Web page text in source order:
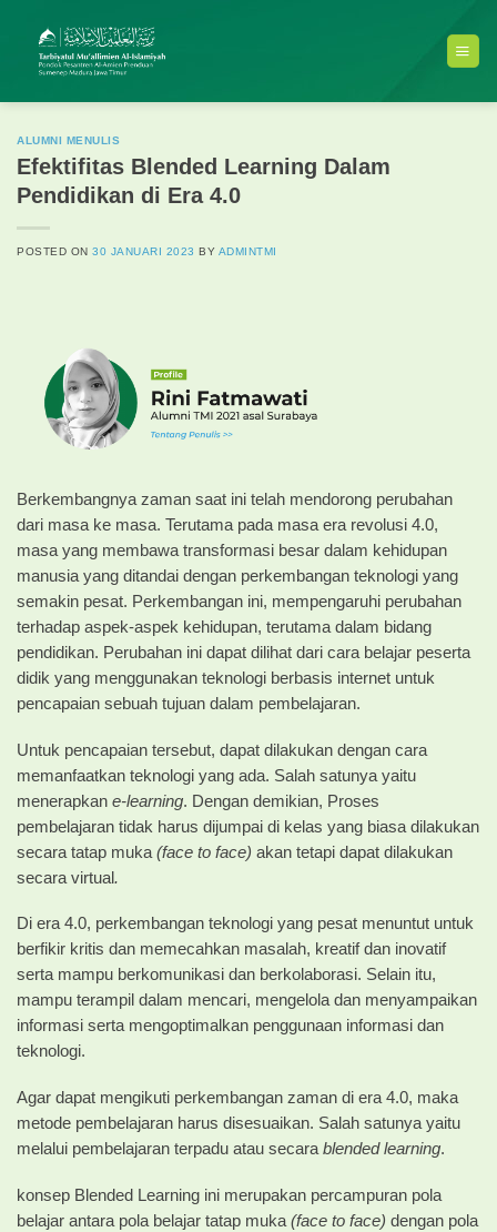
content
ALUMNI MENULIS
Efektifitas Blended Learning Dalam
Pendidikan di Era 4.0
POSTED ON30 JANUARI 2023 BY ADMINTMI
Berkembangnya zaman saat ini telah mendorong perubahan
dari masa ke masa. Terutama pada masa era revolusi 4.0,
masa yang membawa transformasi besar dalam kehidupan
manusia yang ditandai dengan perkembangan teknologi yang
semakin pesat. Perkembangan ini, mempengaruhi perubahan
terhadap aspek-aspek kehidupan, terutama dalam bidang
pendidikan. Perubahan ini dapat dilihat dari cara belajar peserta
didik yang menggunakan teknologi berbasis internet untuk
pencapaian sebuah tujuan dalam pembelajaran.
Untuk pencapaian tersebut, dapat dilakukan dengan cara
memanfaatkan teknologi yang ada. Salah satunya yaitu
menerapkan e-learning. Dengan demikian, Proses
pembelajaran tidak harus dijumpai di kelas yang biasa dilakukan
secara tatap muka (face to face) akan tetapi dapat dilakukan
secara virtual.
Di era 4.0, perkembangan teknologi yang pesat menuntut untuk
berfikir kritis dan memecahkan masalah, kreatif dan inovatif
serta mampu berkomunikasi dan berkolaborasi. Selain itu,
mampu terampil dalam mencari, mengelola dan menyampaikan
informasi serta mengoptimalkan penggunaan informasi dan
teknologi.
Agar dapat mengikuti perkembangan zaman di era 4.0, maka
metode pembelajaran harus disesuaikan. Salah satunya yaitu
melalui pembelajaran terpadu atau secarablended learning.
konsep Blended Learning ini merupakan percampuran pola
belajar antara pola belajar tatap muka(face to face) dengan pola